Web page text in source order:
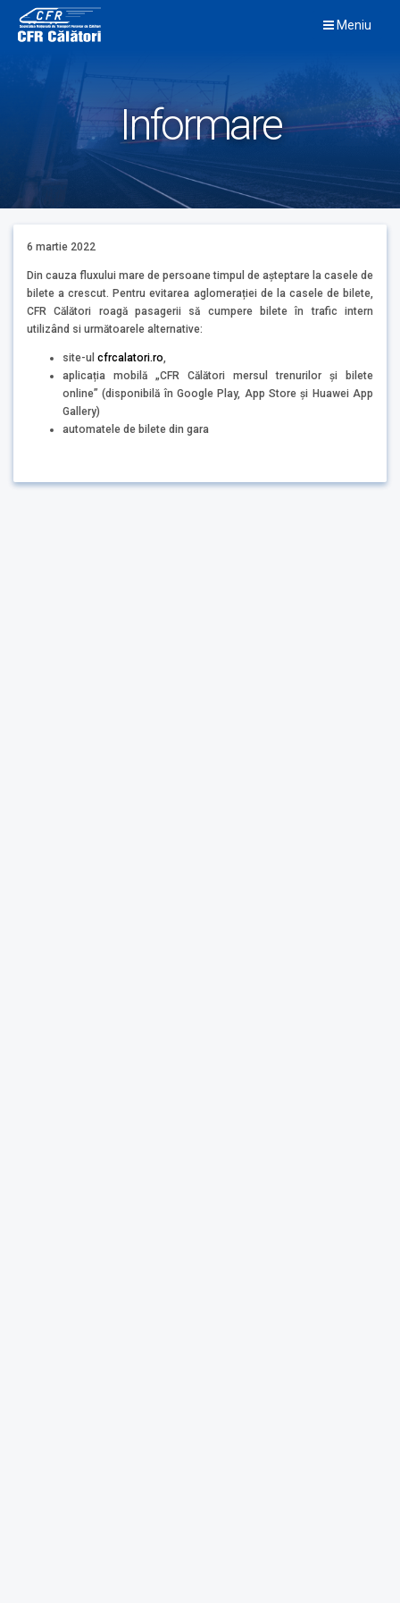
content
Meniu
Informare
6 martie 2022
Din cauza fluxului mare de persoane timpul de așteptare la casele de
bilete a crescut. Pentru evitarea aglomerației de la casele de bilete,
CFR Călători roagă pasagerii să cumpere bilete în trafic intern
utilizând si următoarele alternative:
site-ul cfrcalatori.ro,
aplicația mobilă „CFR Călători mersul trenurilor și bilete
online” (disponibilă în Google Play, App Store și Huawei App
Gallery)
automatele de bilete din gara